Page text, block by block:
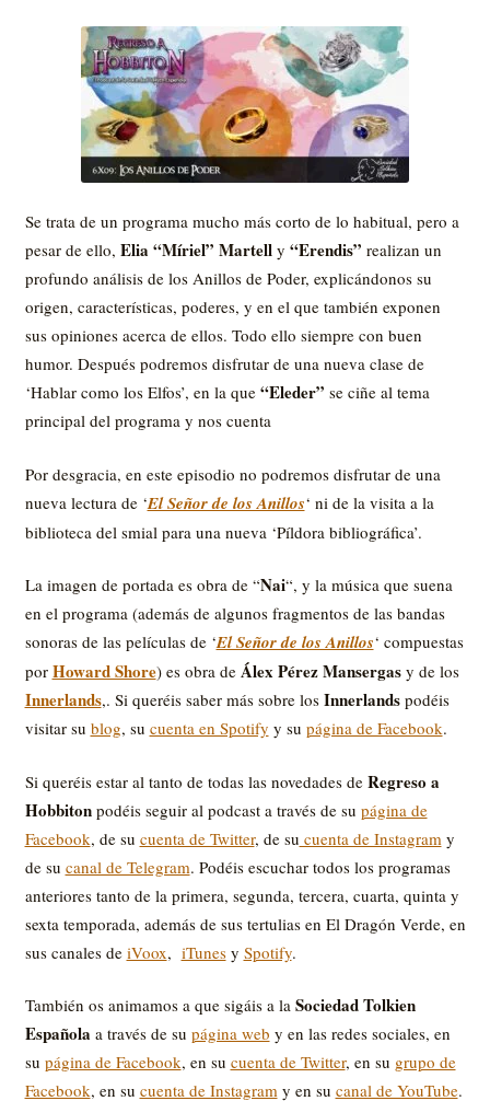
Se trata de un programa mucho más corto de lo habitual, pero a
pesar de ello, Elia “Míriel” Martelly “Erendis” realizan un
profundo análisis de los Anillos de Poder, explicándonos su
origen, características, poderes, y en el que también exponen
sus opiniones acerca de ellos. Todo ello siempre con buen
humor. Después podremos disfrutar de una nueva clase de
‘Hablar como los Elfos’, en la que “Eleder” se ciñe al tema
principal del programa y nos cuenta
Por desgracia, en este episodio no podremos disfrutar de una
nueva lectura de ‘El Señor de los Anillos‘ ni de la visita a la
biblioteca del smial para una nueva ‘Píldora bibliográfica’.
La imagen de portada es obra de “Nai“, y la música que suena
en el programa (además de algunos fragmentos de las bandas
sonoras de las películas de ‘El Señor de los Anillos‘ compuestas
por Howard Shore) es obra de Álex Pérez Mansergasy de los
Innerlands,. Si queréis saber más sobre los Innerlandspodéis
visitar su blog, su cuenta en Spotify y su página de Facebook.
Si queréis estar al tanto de todas las novedades de Regreso a
Hobbitonpodéis seguir al podcast a través de su página de
Facebook, de su cuenta de Twitter, de su cuenta de Instagram y
de su canal de Telegram. Podéis escuchar todos los programas
anteriores tanto de la primera, segunda, tercera, cuarta, quinta y
sexta temporada, además de sus tertulias en El Dragón Verde, en
sus canales de iVoox, iTunesy Spotify.
También os animamos a que sigáis a la Sociedad Tolkien
Española a través de su página web y en las redes sociales, en
su página de Facebook, en su cuenta de Twitter, en su grupo de
Facebook, en su cuenta de Instagramy en su canal de YouTube.